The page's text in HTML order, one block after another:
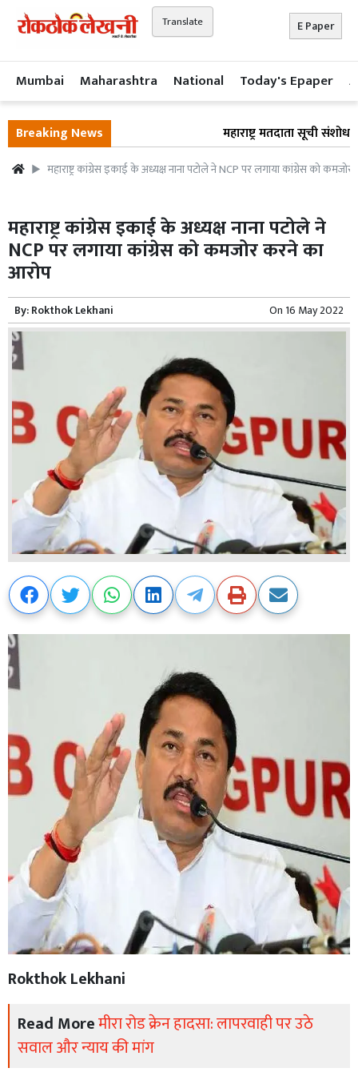
Translate E Paper
Mumbai Maharashtra National Today's Epaper
Breaking News महाराष्ट्र मतदाता सूची
महाराष्ट्र कांग्रेस इकाई के अध्यक्ष नाना पटोले ने NCP पर लगाया कांग्रेस को
महाराष्ट्र कांग्रेस इकाई के अध्यक्ष नाना पटोले ने
NCP पर लगाया कांग्रेस को कमजोर करने का
आरोप
By:Rokthok Lekhani On 16 May 2022
Rokthok Lekhani
Read Moreमीरा रोड क्रेन हादसा: लापरवाही पर उठे
सवाल और न्याय की मांग